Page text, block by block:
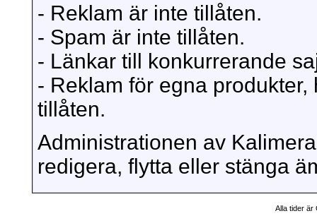
- Reklam är inte tillåten.
- Spam är inte tillåten.
- Länkar till konkurrerande
- Reklam för egna
tillåten.
Administrationen av
redigera, flytta eller stänga
Alla tider är